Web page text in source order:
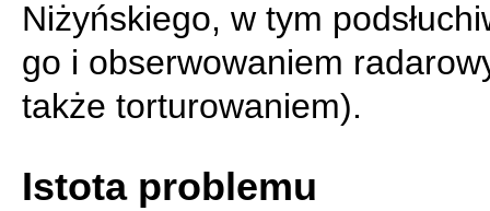
Niżyńskiego, w tym
go i obserwowaniem
także torturowaniem).
Istota problemu